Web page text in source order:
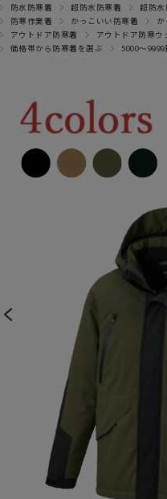
防水防寒着
超防水防寒着 超防水
防寒作業着
かっこいい防寒着
アウトドア防寒着
アウトドア防寒ウ
価格帯から防寒着を選ぶ
5000～9999